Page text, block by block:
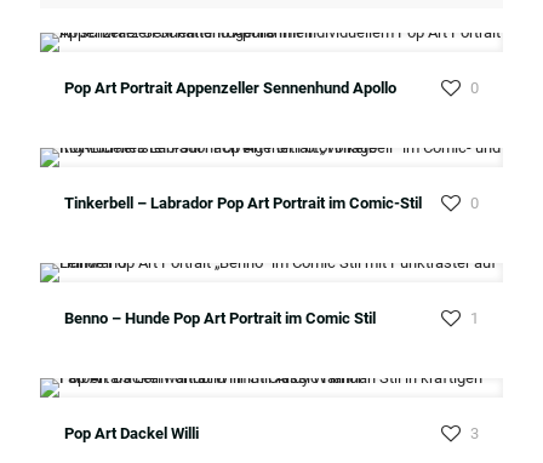
Pop Art Portrait Appenzeller Sennenhund Apollo 0
Tinkerbell – Labrador Pop Art Portrait im Comic-Stil 0
Benno – Hunde Pop Art Portrait im Comic Stil 1
Pop Art Dackel Willi 3